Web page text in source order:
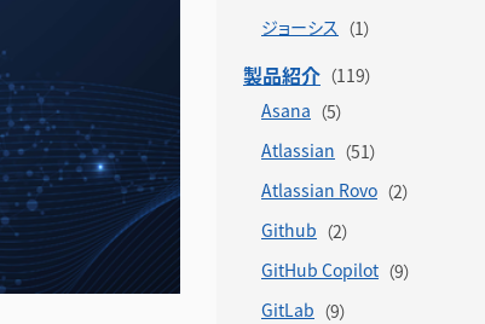
ジョーシス
製品紹介
Asana
Atlassian
Atlassian Rovo
Github
GitHub Copilot
GitLab